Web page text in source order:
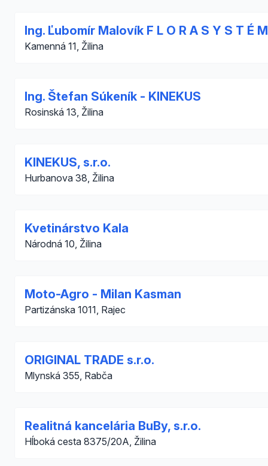
Ing. Ľubomír Malovík F L O R A S Y S T É M
Kamenná 11, Žilina
Ing. Štefan Súkeník - KINEKUS
Rosinská 13, Žilina
KINEKUS, s.r.o.
Hurbanova 38, Žilina
Kvetinárstvo Kala
Národná 10, Žilina
Moto-Agro - Milan Kasman
Partizánska 1011, Rajec
ORIGINAL TRADE s.r.o.
Mlynská 355, Rabča
Realitná kancelária BuBy, s.r.o.
Hĺboká cesta 8375/20A, Žilina